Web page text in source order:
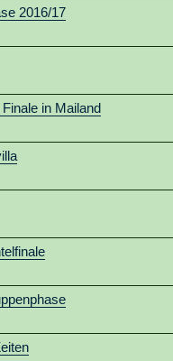
2016/17
in Mailand